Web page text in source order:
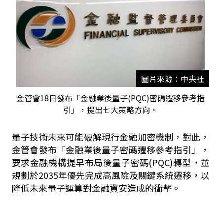
圖片來源：中央社
金管會18日發布「金融業後量子(PQC)密碼遷移參考指
引」，提出七大策略方向。
量子技術未來可能破解現行金融加密機制，對此，
金管會發布「金融業後量子密碼遷移參考指引」，
要求金融機構提早布局後量子密碼(PQC)轉型，並
規劃於2035年優先完成高風險及關鍵系統遷移，以
降低未來量子運算對金融資安造成的衝擊。